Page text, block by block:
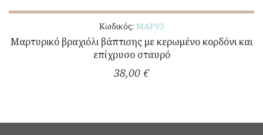
Κωδικός: ΜΑΡ93
Μαρτυρικό βραχιόλι βάπτισης με κερωμένο κορδόνι και
επίχρυσο σταυρό
38,00 €